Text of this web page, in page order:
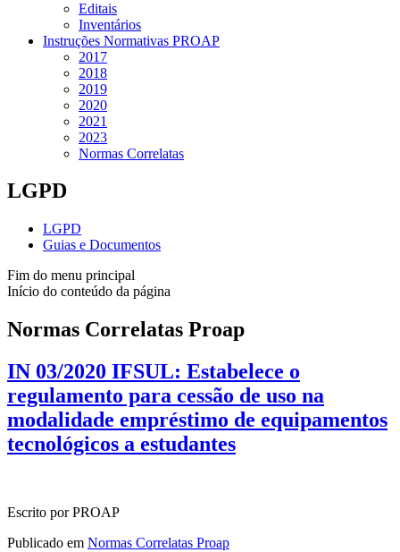
Editais
Inventários
Instruções Normativas PROAP
2017
2018
2019
2020
2021
2023
Normas Correlatas
LGPD
LGPD
Guias e Documentos
Fim do menu principal
Início do conteúdo da página
Normas Correlatas Proap
IN 03/2020 IFSUL: Estabelece o
regulamento para cessão de uso na
modalidade empréstimo de equipamentos
tecnológicos a estudantes
Escrito por PROAP
Publicado em Normas Correlatas Proap